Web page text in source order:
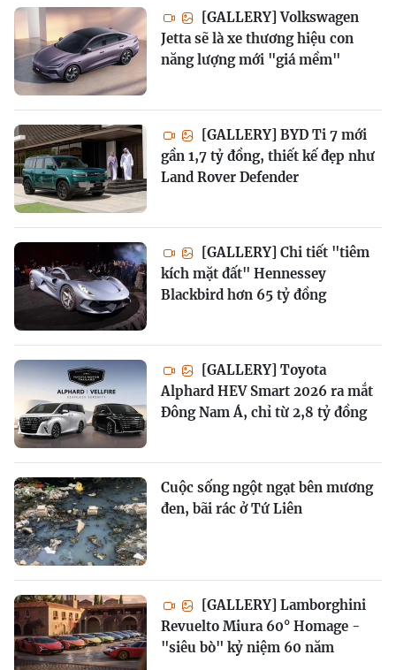
[GALLERY] Volkswagen
Jetta sẽ là xe thương hiệu con
năng lượng mới "giá mềm"
[GALLERY] BYD Ti 7 mới
gần 1,7 tỷ đồng, thiết kế đẹp như
Land Rover Defender
[GALLERY] Chi tiết "tiêm
kích mặt đất" Hennessey
Blackbird hơn 65 tỷ đồng
[GALLERY] Toyota
Alphard HEV Smart 2026 ra mắt
Đông Nam Á, chỉ từ 2,8 tỷ đồng
Cuộc sống ngột ngạt bên mương
đen, bãi rác ở Tứ Liên
[GALLERY] Lamborghini
Revuelto Miura 60° Homage -
"siêu bò" kỷ niệm 60 năm